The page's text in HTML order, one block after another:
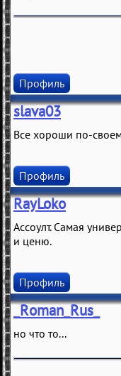
Профиль
slava03
Все хороши по-
Профиль
RayLoko
Ассоулт. Самая
и ценю.
Профиль
_Roman_Rus_
но что то...